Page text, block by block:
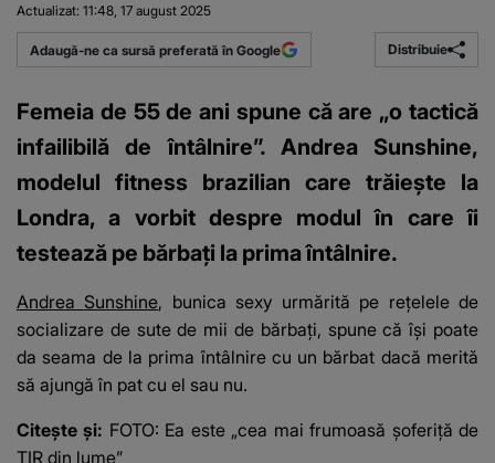
Actualizat: 11:48, 17 august 2025
Adaugă-ne ca sursă preferată în Google Distribuie
Femeia de 55 de ani spune că are „o tactică
infailibilă de întâlnire”. Andrea Sunshine,
modelul fitness brazilian care trăiește la
Londra, a vorbit despre modul în care îi
testează pe bărbați la prima întâlnire.
Andrea Sunshine, bunica sexy urmărită pe rețelele de
socializare de sute de mii de bărbați, spune că își poate
da seama de la prima întâlnire cu un bărbat dacă merită
să ajungă în pat cu el sau nu.
Citește și: FOTO: Ea este „cea mai frumoasă șoferiță de
TIR din lume”